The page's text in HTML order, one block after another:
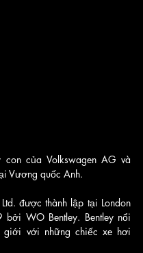
của Volkswagen AG và
Vương quốc Anh.
được thành lập tại London
WO Bentley. Bentley nổi
giới với những chiếc xe hơi